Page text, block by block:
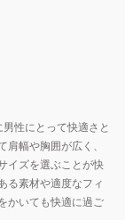
性にとって快適さと
幅や胸囲が広く、
イズを選ぶことが快
る素材や適度なフィ
かいても快適に過ご